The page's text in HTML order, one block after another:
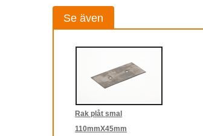
Se även
Rak plåt smal
110mmX45mm